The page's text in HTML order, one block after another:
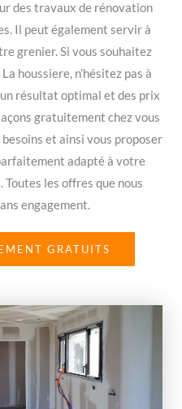
des travaux de rénovation
Il peut également servir à
grenier. Si vous souhaitez
houssiere, n’hésitez pas à
résultat optimal et des prix
gratuitement chez vous
et ainsi vous proposer
adapté à votre
les offres que nous
engagement.
GRATUITS